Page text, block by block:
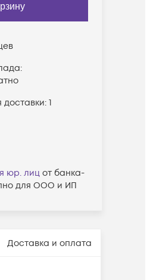
доставки: 1
юр. лиц от банка-
для ООО и ИП
Доставка и оплата